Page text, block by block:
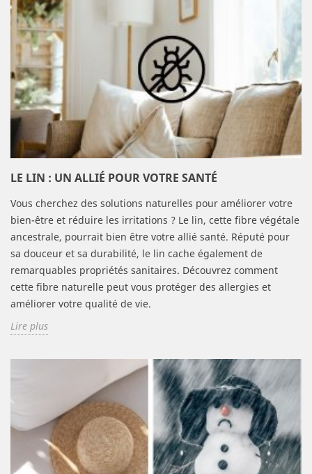
LE LIN : UN ALLIÉ POUR VOTRE SANTÉ
Vous cherchez des solutions naturelles pour améliorer votre
bien-être et réduire les irritations ? Le lin, cette fibre végétale
ancestrale, pourrait bien être votre allié santé. Réputé pour
sa douceur et sa durabilité, le lin cache également de
remarquables propriétés sanitaires. Découvrez comment
cette fibre naturelle peut vous protéger des allergies et
améliorer votre qualité de vie.
Lire plus